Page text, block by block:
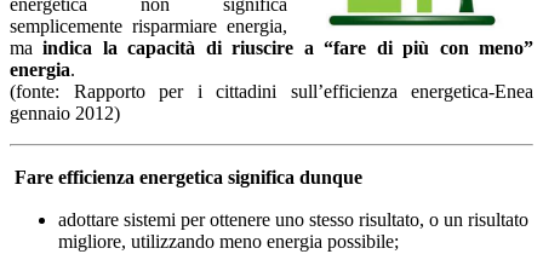
energetica non significa
semplicemente risparmiare energia,
maindica la capacità di riuscire a “fare di più con meno”
energia.
(fonte: Rapporto per i cittadini sull’efficienza energetica-Enea
gennaio 2012)
Fare efficienza energetica significa dunque
adottare sistemi per ottenere uno stesso risultato, o un risultato
migliore, utilizzando meno energia possibile;